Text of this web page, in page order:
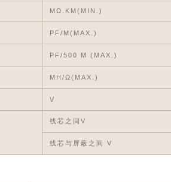
MΩ.KM(MIN.)
PF/M(MAX.)
PF/500 M (MAX.)
ΜH/Ω(MAX.)
V
线芯之间V
线芯与屏蔽之间 V